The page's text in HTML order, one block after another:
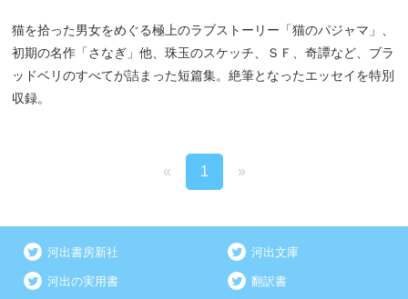
猫を拾った男女をめぐる極上のラブストーリー「猫のパジャマ」、
初期の名作「さなぎ」他、珠玉のスケッチ、ＳＦ、奇譚など、ブラ
ッドベリのすべてが詰まった短篇集。絶筆となったエッセイを特別
収録。
« 1 »
河出書房新社 河出文庫
河出の実用書 翻訳書